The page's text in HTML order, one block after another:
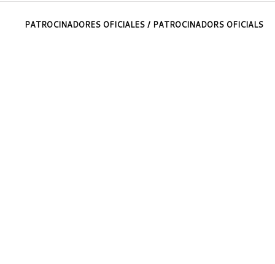
PATROCINADORES OFICIALES / PATROCINADORS OFICIALS